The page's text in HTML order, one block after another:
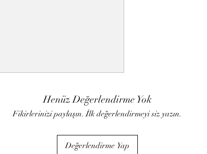
Henüz Değerlendirme Yok
Fikirlerinizi paylaşın. İlk değerlendirmeyi siz yazın.
Değerlendirme Yap